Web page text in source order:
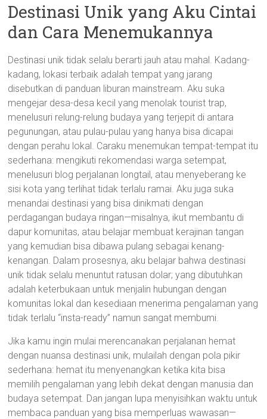
Destinasi Unik yang Aku Cintai
dan Cara Menemukannya
Destinasi unik tidak selalu berarti jauh atau mahal. Kadang-
kadang, lokasi terbaik adalah tempat yang jarang
disebutkan di panduan liburan mainstream. Aku suka
mengejar desa-desa kecil yang menolak tourist trap,
menelusuri relung-relung budaya yang terjepit di antara
pegunungan, atau pulau-pulau yang hanya bisa dicapai
dengan perahu lokal. Caraku menemukan tempat-tempat itu
sederhana: mengikuti rekomendasi warga setempat,
menelusuri blog perjalanan longtail, atau menyeberang ke
sisi kota yang terlihat tidak terlalu ramai. Aku juga suka
menandai destinasi yang bisa dinikmati dengan
perdagangan budaya ringan—misalnya, ikut membantu di
dapur komunitas, atau belajar membuat kerajinan tangan
yang kemudian bisa dibawa pulang sebagai kenang-
kenangan. Dalam prosesnya, aku belajar bahwa destinasi
unik tidak selalu menuntut ratusan dolar; yang dibutuhkan
adalah keterbukaan untuk menjalin hubungan dengan
komunitas lokal dan kesediaan menerima pengalaman yang
tidak terlalu “insta-ready” namun sangat membumi.
Jika kamu ingin mulai merencanakan perjalanan hemat
dengan nuansa destinasi unik, mulailah dengan pola pikir
sederhana: hemat itu menyenangkan ketika kita bisa
memilih pengalaman yang lebih dekat dengan manusia dan
budaya setempat. Dan jangan lupa menyisihkan waktu untuk
membaca panduan yang bisa memperluas wawasan—